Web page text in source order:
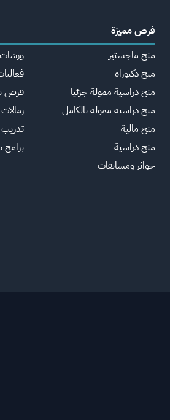
فرص مميزة
منح ماجستير
منح دكتوراة
منح دراسية ممولة جزئيا
منح دراسية ممولة بالكامل
منح مالية
منح دراسية
جوائز ومسابقات
فرص
زمالات
برامج